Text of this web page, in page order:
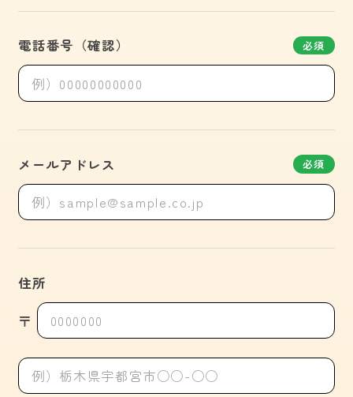
電話番号（確認） 必須
メールアドレス 必須
住所
〒